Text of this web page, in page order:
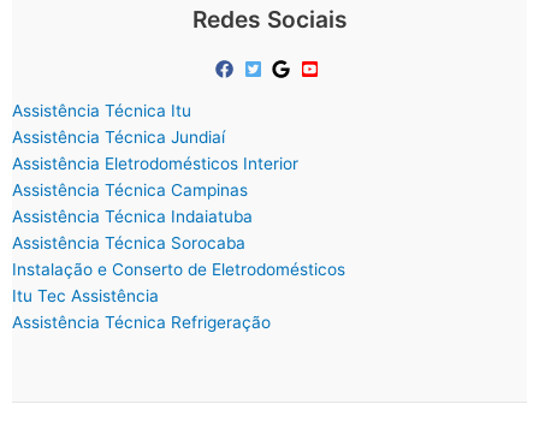
Redes Sociais
Assistência Técnica Itu
Assistência Técnica Jundiaí
Assistência Eletrodomésticos Interior
Assistência Técnica Campinas
Assistência Técnica Indaiatuba
Assistência Técnica Sorocaba
Instalação e Conserto de Eletrodomésticos
Itu Tec Assistência
Assistência Técnica Refrigeração